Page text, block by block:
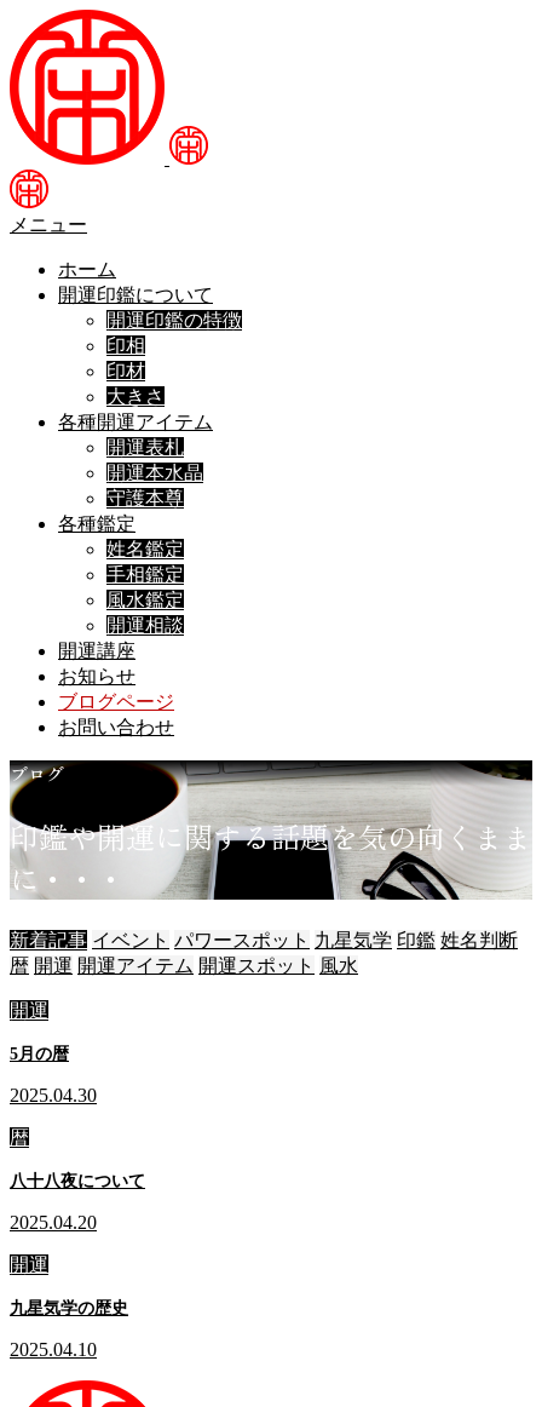
メニュー
ホーム
開運印鑑について
開運印鑑の特徴
印相
印材
大きさ
各種開運アイテム
開運表札
開運本水晶
守護本尊
各種鑑定
姓名鑑定
手相鑑定
風水鑑定
開運相談
開運講座
お知らせ
ブログページ
お問い合わせ
ブログ
印鑑や開運に関する話題を気の向 く ま ま
に ・ ・ ・
新着記事 イベント パワースポット 九星気学 印鑑 姓名判断
暦 開運 開運アイテム 開運スポット 風水
開運
5月の暦
2025.04.30
暦
八十八夜について
2025.04.20
開運
九星気学の歴史
2025.04.10